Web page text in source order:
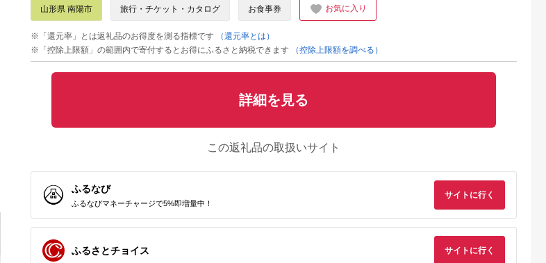
山形県 南陽市 旅行・チケット・カタログ お食事券 お気に入り
※「還元率」とは返礼品のお得度を測る指標です
（還元率とは）
※「控除上限額」の範囲内で寄付するとお得にふるさと納税できます
（控除上限額を調べる）
詳細を見る
この返礼品の取扱いサイト
ふるなび
ふるなびマネーチャージで5%即増量中！
サイトに行く
ふるさとチョイス サイトに行く